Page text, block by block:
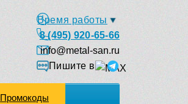
Время работы
8 (495) 920-65-66
info@metal-san.ru
Пишите в
Промокоды